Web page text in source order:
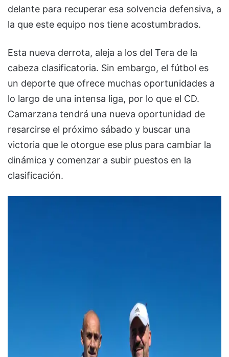
delante para recuperar esa solvencia defensiva, a
la que este equipo nos tiene acostumbrados.
Esta nueva derrota, aleja a los del Tera de la
cabeza clasificatoria. Sin embargo, el fútbol es
un deporte que ofrece muchas oportunidades a
lo largo de una intensa liga, por lo que el CD.
Camarzana tendrá una nueva oportunidad de
resarcirse el próximo sábado y buscar una
victoria que le otorgue ese plus para cambiar la
dinámica y comenzar a subir puestos en la
clasificación.